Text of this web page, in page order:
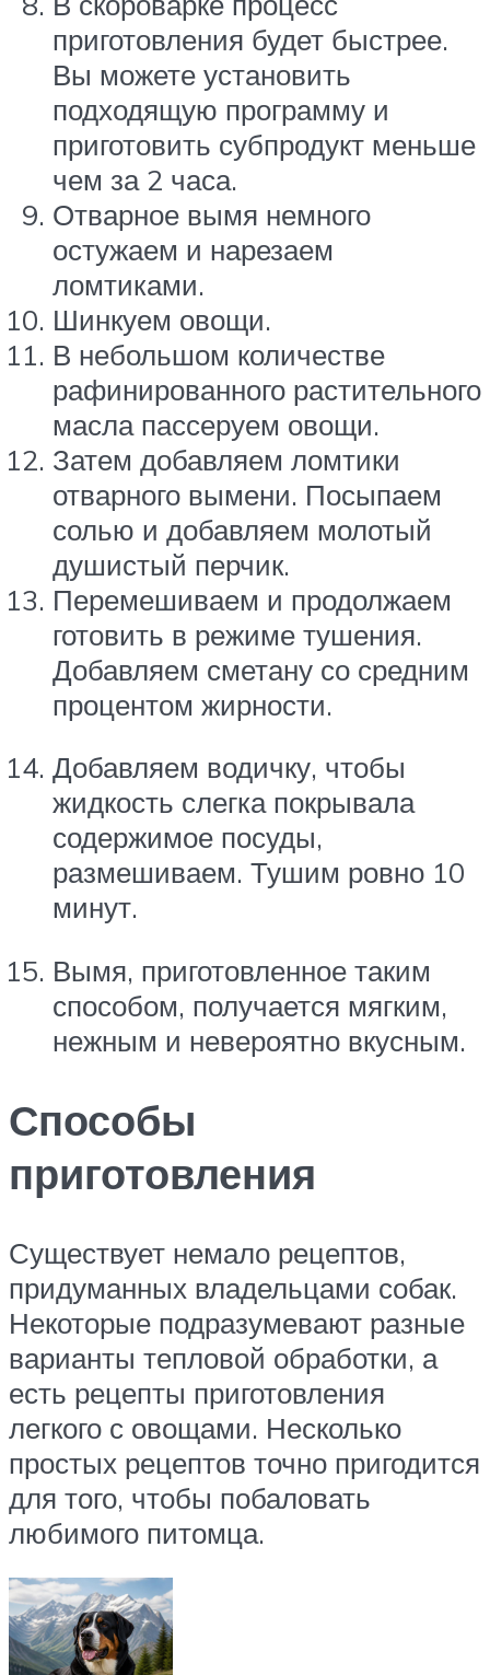
приготовления будет быстрее.
Вы можете установить
подходящую программу и
приготовить субпродукт меньше
чем за 2 часа.
Отварное вымя немного
остужаем и нарезаем
ломтиками.
Шинкуем овощи.
В небольшом количестве
рафинированного растительного
масла пассеруем овощи.
Затем добавляем ломтики
отварного вымени. Посыпаем
солью и добавляем молотый
душистый перчик.
Перемешиваем и продолжаем
готовить в режиме тушения.
Добавляем сметану со средним
процентом жирности.
Добавляем водичку, чтобы
жидкость слегка покрывала
содержимое посуды,
размешиваем. Тушим ровно 10
минут.
Вымя, приготовленное таким
способом, получается мягким,
нежным и невероятно вкусным.
Способы
приготовления
Существует немало рецептов,
придуманных владельцами собак.
Некоторые подразумевают разные
варианты тепловой обработки, а
есть рецепты приготовления
легкого с овощами. Несколько
простых рецептов точно пригодится
для того, чтобы побаловать
любимого питомца.